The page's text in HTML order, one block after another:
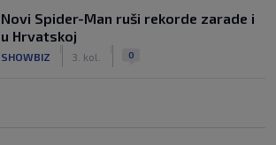
Novi Spider-Man ruši rekorde zarade i
u Hrvatskoj
SHOWBIZ 3. kol. 0